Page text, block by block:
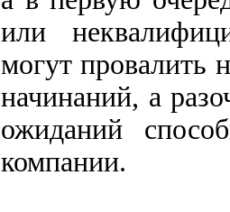
или
могут провалить
начинаний, а
ожиданий
компании.